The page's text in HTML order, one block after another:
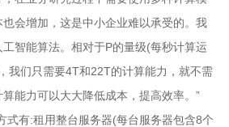
会增加，这是中小企业难以承受的。我
智能算法。相对于P的量级(每秒计算运
我们只需要4T和22T的计算能力，就不需
能力可以大大降低成本，提高效率。”
式有:租用整台服务器(每台服务器包含8个